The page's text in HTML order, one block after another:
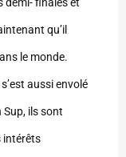
demi- finales et
qu’il
le monde.
s’est aussi envolé
Sup, ils sont
intérêts